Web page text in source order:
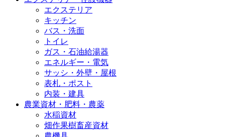
エクステリア
キッチン
バス・洗面
トイレ
ガス・石油給湯器
エネルギー・電気
サッシ・外壁・屋根
表札・ポスト
内装・建具
農業資材・肥料・農薬
水稲資材
畑作果樹畜産資材